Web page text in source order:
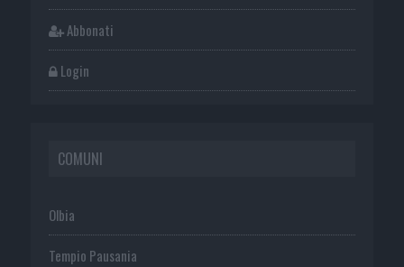
Abbonati
Login
COMUNI
Olbia
Tempio Pausania